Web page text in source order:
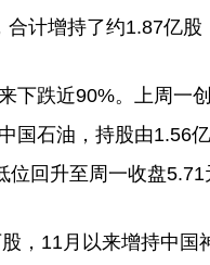
计增持了约1.87亿股
跌近90%。上周一
国石油，持股由1.56
回升至周一收盘5.71
11月以来增持中国